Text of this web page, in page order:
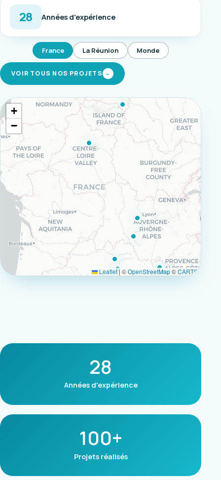
28 Années d'expérience
France La Réunion Monde
VOIR TOUS NOS PROJETS →
+
−
Leaflet| ©OpenStreetMap©CARTO
28
Années d'expérience
100+
Projets réalisés